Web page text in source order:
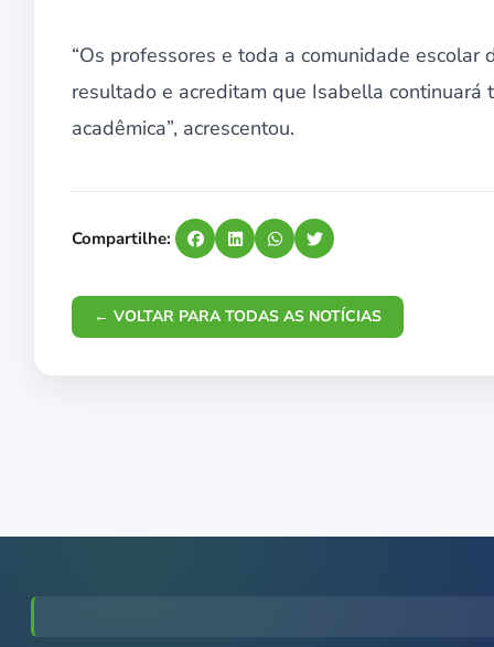
“Os professores e toda a comunidade escolar
resultado e acreditam que Isabella continuará
acadêmica”, acrescentou.
Compartilhe:
← VOLTAR PARA TODAS AS NOTÍCIAS